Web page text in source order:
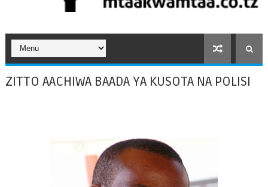
ZITTO AACHIWA BAADA YA KUSOTA NA POLISI